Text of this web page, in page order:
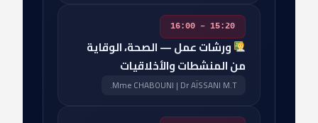
15:20 – 16:00
ورشات عمل — الصحة، الوقاية
من المنشطات والأخلاقيات
Mme CHABOUNI | Dr AÏSSANI M.T.